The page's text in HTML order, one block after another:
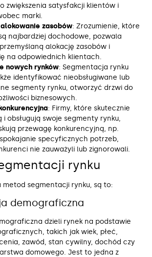
zwiększenia satysfakcji klientów i
marki.
zasobów: Zrozumienie, które
najbardziej dochodowe, pozwala
alokację zasobów i
na odpowiednich klientach.
nowych rynków: Segmentacja rynku
identyfikować nieobsługiwane lub
segmenty rynku, otworzyć drzwi do
biznesowych.
: Firmy, które skutecznie
i obsługują swoje segmenty rynku,
przewagę konkurencyjną, np.
specyficznych potrzeb,
nie zauważyli lub zignorowali.
rynku
metod segmentacji rynku, są to:
demograficzna
dzieli rynek na podstawie
takich jak wiek, płeć,
zawód, stan cywilny, dochód czy
domowego. Jest to jedna z